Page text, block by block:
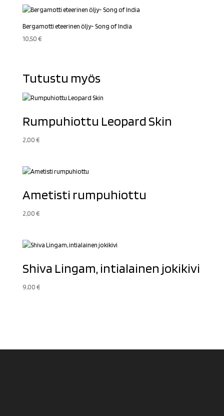
Bergamotti eteerinen öljy- Song of India
10,50€
Tutustu myös
Rumpuhiottu Leopard Skin
2,00€
Ametisti rumpuhiottu
2,00€
Shiva Lingam, intialainen jokikivi
9,00€